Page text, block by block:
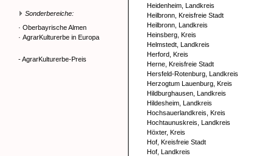
Sonderbereiche:
· Oberbayrische Almen
· AgrarKulturerbe in Europa
- AgrarKulturerbe-Preis
Heidenheim, Landkreis
Heilbronn, Kreisfreie Stadt
Heilbronn, Landkreis
Heinsberg, Kreis
Helmstedt, Landkreis
Herford, Kreis
Herne, Kreisfreie Stadt
Hersfeld-Rotenburg, Landkreis
Herzogtum Lauenburg, Kreis
Hildburghausen, Landkreis
Hildesheim, Landkreis
Hochsauerlandkreis, Kreis
Hochtaunuskreis, Landkreis
Höxter, Kreis
Hof, Kreisfreie Stadt
Hof, Landkreis